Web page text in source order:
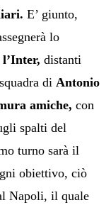
E’ giunto,
lo
distanti
di Antonio
amiche, con
spalti del
turno sarà il
obiettivo, ciò
Napoli, il quale